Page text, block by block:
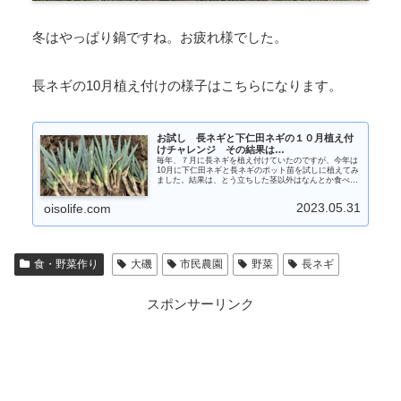
冬はやっぱり鍋ですね。お疲れ様でした。
長ネギの10月植え付けの様子はこちらになります。
お試し 長ネギと下仁田ネギの１０月植え付
けチャレンジ その結果は…
毎年、７月に長ネギを植え付けていたのですが、今年は
10月に下仁田ネギと長ネギのポット苗を試しに植えてみ
ました。結果は、とう立ちした茎以外はなんとか食べる
と、やはり7月植え付けの方が良さそうですね(^_^;;)。
oisolife.com 2023.05.31
食・野菜作り 大磯 市民農園 野菜 長ネギ
スポンサーリンク